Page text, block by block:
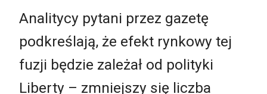
Analitycy pytani przez gazetę
podkreślają, że efekt rynkowy tej
fuzji będzie zależał od polityki
Liberty – zmniejszy się liczba